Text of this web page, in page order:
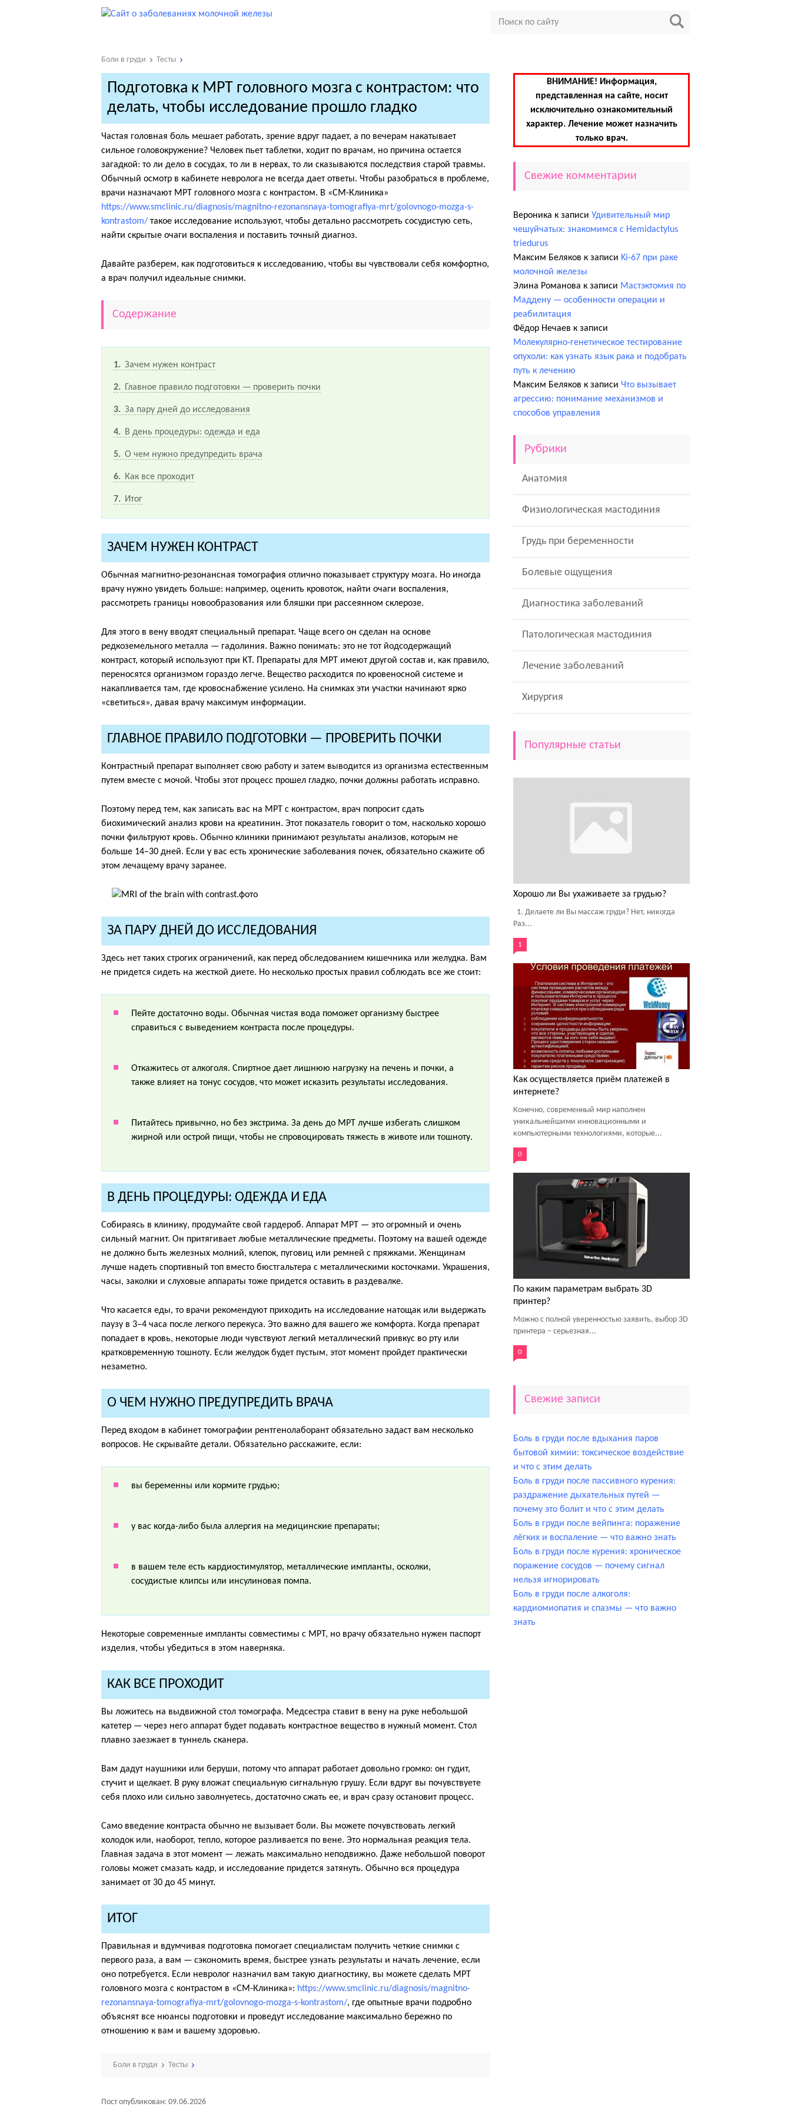
Боли в груди Тесты
Подготовка к МРТ головного мозга с контрастом: что
делать, чтобы исследование прошло гладко
Частая головная боль мешает работать, зрение вдруг падает, а по вечерам накатывает
сильное головокружение? Человек пьет таблетки, ходит по врачам, но причина остается
загадкой: то ли дело в сосудах, то ли в нервах, то ли сказываются последствия старой травмы.
Обычный осмотр в кабинете невролога не всегда дает ответы. Чтобы разобраться в проблеме,
врачи назначают МРТ головного мозга с контрастом. В «СМ-Клиника»
https://www.smclinic.ru/diagnosis/magnitno-rezonansnaya-tomografiya-mrt/golovnogo-mozga-s-
kontrastom/ такое исследование используют, чтобы детально рассмотреть сосудистую сеть,
найти скрытые очаги воспаления и поставить точный диагноз.
Давайте разберем, как подготовиться к исследованию, чтобы вы чувствовали себя комфортно,
а врач получил идеальные снимки.
Содержание
1 Зачем нужен контраст
2 Главное правило подготовки — проверить почки
3 За пару дней до исследования
4 В день процедуры: одежда и еда
5 О чем нужно предупредить врача
6 Как все проходит
7 Итог
ЗАЧЕМ НУЖЕН КОНТРАСТ
Обычная магнитно-резонансная томография отлично показывает структуру мозга. Но иногда
врачу нужно увидеть больше: например, оценить кровоток, найти очаги воспаления,
рассмотреть границы новообразования или бляшки при рассеянном склерозе.
Для этого в вену вводят специальный препарат. Чаще всего он сделан на основе
редкоземельного металла — гадолиния. Важно понимать: это не тот йодсодержащий
контраст, который используют при КТ. Препараты для МРТ имеют другой состав и, как правило,
переносятся организмом гораздо легче. Вещество расходится по кровеносной системе и
накапливается там, где кровоснабжение усилено. На снимках эти участки начинают ярко
«светиться», давая врачу максимум информации.
ГЛАВНОЕ ПРАВИЛО ПОДГОТОВКИ — ПРОВЕРИТЬ ПОЧКИ
Контрастный препарат выполняет свою работу и затем выводится из организма естественным
путем вместе с мочой. Чтобы этот процесс прошел гладко, почки должны работать исправно.
Поэтому перед тем, как записать вас на МРТ с контрастом, врач попросит сдать
биохимический анализ крови на креатинин. Этот показатель говорит о том, насколько хорошо
почки фильтруют кровь. Обычно клиники принимают результаты анализов, которым не
больше 14–30 дней. Если у вас есть хронические заболевания почек, обязательно скажите об
этом лечащему врачу заранее.
ЗА ПАРУ ДНЕЙ ДО ИССЛЕДОВАНИЯ
Здесь нет таких строгих ограничений, как перед обследованием кишечника или желудка. Вам
не придется сидеть на жесткой диете. Но несколько простых правил соблюдать все же стоит:
Пейте достаточно воды. Обычная чистая вода поможет организму быстрее
справиться с выведением контраста после процедуры.
Откажитесь от алкоголя. Спиртное дает лишнюю нагрузку на печень и почки, а
также влияет на тонус сосудов, что может исказить результаты исследования.
Питайтесь привычно, но без экстрима. За день до МРТ лучше избегать слишком
жирной или острой пищи, чтобы не спровоцировать тяжесть в животе или тошноту.
В ДЕНЬ ПРОЦЕДУРЫ: ОДЕЖДА И ЕДА
Собираясь в клинику, продумайте свой гардероб. Аппарат МРТ — это огромный и очень
сильный магнит. Он притягивает любые металлические предметы. Поэтому на вашей одежде
не должно быть железных молний, клепок, пуговиц или ремней с пряжками. Женщинам
лучше надеть спортивный топ вместо бюстгальтера с металлическими косточками. Украшения,
часы, заколки и слуховые аппараты тоже придется оставить в раздевалке.
Что касается еды, то врачи рекомендуют приходить на исследование натощак или выдержать
паузу в 3–4 часа после легкого перекуса. Это важно для вашего же комфорта. Когда препарат
попадает в кровь, некоторые люди чувствуют легкий металлический привкус во рту или
кратковременную тошноту. Если желудок будет пустым, этот момент пройдет практически
незаметно.
О ЧЕМ НУЖНО ПРЕДУПРЕДИТЬ ВРАЧА
Перед входом в кабинет томографии рентгенолаборант обязательно задаст вам несколько
вопросов. Не скрывайте детали. Обязательно расскажите, если:
вы беременны или кормите грудью;
у вас когда-либо была аллергия на медицинские препараты;
в вашем теле есть кардиостимулятор, металлические импланты, осколки,
сосудистые клипсы или инсулиновая помпа.
Некоторые современные импланты совместимы с МРТ, но врачу обязательно нужен паспорт
изделия, чтобы убедиться в этом наверняка.
КАК ВСЕ ПРОХОДИТ
Вы ложитесь на выдвижной стол томографа. Медсестра ставит в вену на руке небольшой
катетер — через него аппарат будет подавать контрастное вещество в нужный момент. Стол
плавно заезжает в туннель сканера.
Вам дадут наушники или беруши, потому что аппарат работает довольно громко: он гудит,
стучит и щелкает. В руку вложат специальную сигнальную грушу. Если вдруг вы почувствуете
себя плохо или сильно заволнуетесь, достаточно сжать ее, и врач сразу остановит процесс.
Само введение контраста обычно не вызывает боли. Вы можете почувствовать легкий
холодок или, наоборот, тепло, которое разливается по вене. Это нормальная реакция тела.
Главная задача в этот момент — лежать максимально неподвижно. Даже небольшой поворот
головы может смазать кадр, и исследование придется затянуть. Обычно вся процедура
занимает от 30 до 45 минут.
ИТОГ
Правильная и вдумчивая подготовка помогает специалистам получить четкие снимки с
первого раза, а вам — сэкономить время, быстрее узнать результаты и начать лечение, если
оно потребуется. Если невролог назначил вам такую диагностику, вы можете сделать МРТ
головного мозга с контрастом в «СМ-Клиника»: https://www.smclinic.ru/diagnosis/magnitno-
rezonansnaya-tomografiya-mrt/golovnogo-mozga-s-kontrastom/, где опытные врачи подробно
объяснят все нюансы подготовки и проведут исследование максимально бережно по
отношению к вам и вашему здоровью.
Боли в груди Тесты
Пост опубликован: 09.06.2026
ВНИМАНИЕ! Информация,
представленная на сайте, носит
исключительно ознакомительный
характер. Лечение может назначить
только врач.
Свежие комментарии
Вероника к записи Удивительный мир
чешуйчатых: знакомимся с Hemidactylus
triedurus
Максим Беляков к записи Ki-67 при раке
молочной железы
Элина Романова к записи Мастэктомия по
Маддену — особенности операции и
реабилитация
Фёдор Нечаев к записи
Молекулярно‑генетическое тестирование
опухоли: как узнать язык рака и подобрать
путь к лечению
Максим Беляков к записи Что вызывает
агрессию: понимание механизмов и
способов управления
Рубрики
Анатомия
Физиологическая мастодиния
Грудь при беременности
Болевые ощущения
Диагностика заболеваний
Патологическая мастодиния
Лечение заболеваний
Хирургия
Популярные статьи
Хорошо ли Вы ухаживаете за грудью?
1. Делаете ли Вы массаж груди? Нет, никогда
Раз...
1
Как осуществляется приём платежей в
интернете?
Конечно, современный мир наполнен
уникальнейшими инновационными и
компьютерными технологиями, которые...
0
По каким параметрам выбрать 3D
принтер?
Можно с полной уверенностью заявить, выбор 3D
принтера – серьезная...
0
Свежие записи
Боль в груди после вдыхания паров
бытовой химии: токсическое воздействие
и что с этим делать
Боль в груди после пассивного курения:
раздражение дыхательных путей —
почему это болит и что с этим делать
Боль в груди после вейпинга: поражение
лёгких и воспаление — что важно знать
Боль в груди после курения: хроническое
поражение сосудов — почему сигнал
нельзя игнорировать
Боль в груди после алкоголя:
кардиомиопатия и спазмы — что важно
знать